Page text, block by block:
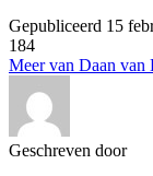
Gepubliceerd 15
184
Meer van Daan van
Geschreven door